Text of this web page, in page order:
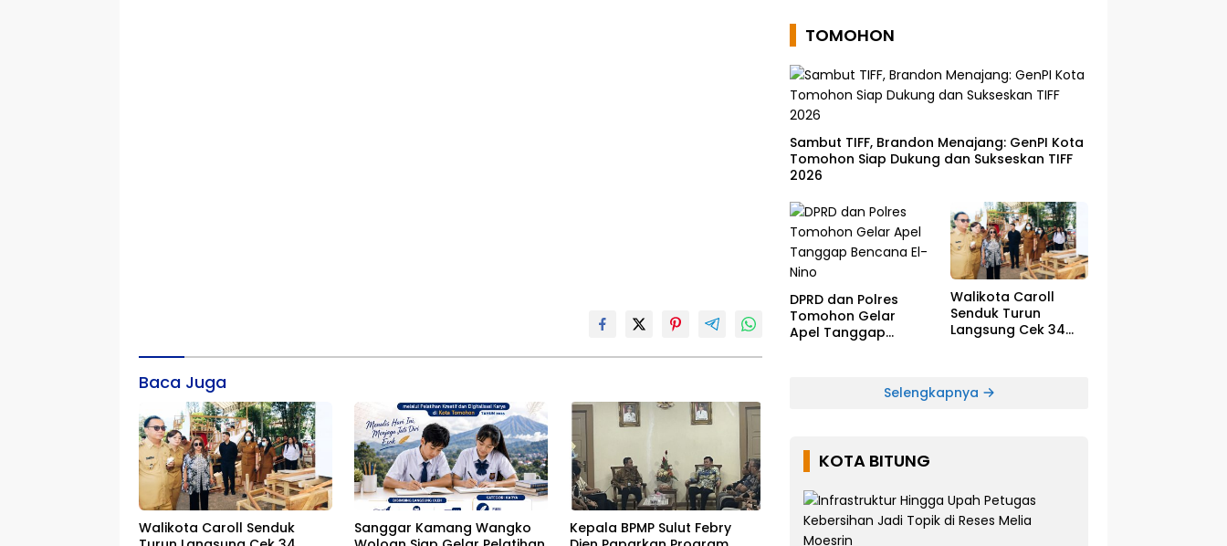
Baca Juga
Walikota Caroll Senduk
Sanggar Kamang Wangko
Kepala BPMP Sulut Febry
TOMOHON
Sambut TIFF, Brandon Menajang: ​GenPI Kota
Tomohon Siap Dukung dan Sukseskan TIFF
2026
DPRD dan Polres
Tomohon Gelar
Apel Tanggap
Walikota Caroll
Senduk Turun
Langsung Cek 34
Selengkapnya
KOTA BITUNG